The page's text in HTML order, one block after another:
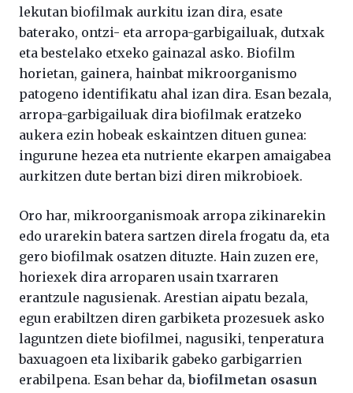
lekutan biofilmak aurkitu izan dira, esate
baterako, ontzi- eta arropa-garbigailuak, dutxak
eta bestelako etxeko gainazal asko. Biofilm
horietan, gainera, hainbat mikroorganismo
patogeno identifikatu ahal izan dira. Esan bezala,
arropa-garbigailuak dira biofilmak eratzeko
aukera ezin hobeak eskaintzen dituen gunea:
ingurune hezea eta nutriente ekarpen amaigabea
aurkitzen dute bertan bizi diren mikrobioek.
Oro har, mikroorganismoak arropa zikinarekin
edo urarekin batera sartzen direla frogatu da, eta
gero biofilmak osatzen dituzte. Hain zuzen ere,
horiexek dira arroparen usain txarraren
erantzule nagusienak. Arestian aipatu bezala,
egun erabiltzen diren garbiketa prozesuek asko
laguntzen diete biofilmei, nagusiki, tenperatura
baxuagoen eta lixibarik gabeko garbigarrien
erabilpena. Esan behar da,biofilmetan osasun